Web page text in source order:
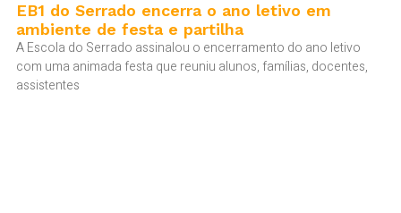
EB1 do Serrado encerra o ano letivo em
ambiente de festa e partilha
A Escola do Serrado assinalou o encerramento do ano letivo
com uma animada festa que reuniu alunos, famílias, docentes,
assistentes